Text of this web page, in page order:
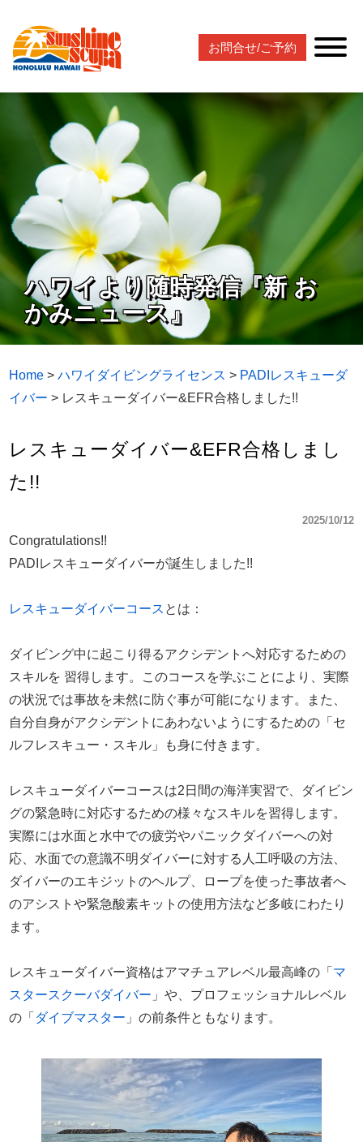
お問合せ/ご予約
ハワイより随時発信『新 お
かみニュース』
Home >ハワイダイビングライセンス > PADIレスキューダ
イバー > レスキューダイバー&EFR合格しました!!
レスキューダイバー&EFR合格しまし
た!!
2025/10/12
Congratulations!!
PADIレスキューダイバーが誕生しました!!
レスキューダイバーコース とは：
ダイビング中に起こり得るアクシデントへ対応するための
スキルを 習得します。このコースを学ぶことにより、実際
の状況では事故を未然に防ぐ事が可能になります。また、
自分自身がアクシデントにあわないようにするための「セ
ルフレスキュー・スキル」も身に付きます。
レスキューダイバーコースは2日間の海洋実習で、ダイビン
グの緊急時に対応するための様々なスキルを習得します。
実際には水面と水中での疲労やパニックダイバーへの対
応、水面での意識不明ダイバーに対する人工呼吸の方法、
ダイバーのエキジットのヘルプ、ロープを使った事故者へ
のアシストや緊急酸素キットの使用方法など多岐にわたり
ます。
レスキューダイバー資格はアマチュアレベル最高峰の「 マ
スタースクーバダイバー 」や、プロフェッショナルレベル
の「 ダイブマスター 」の前条件ともなります。